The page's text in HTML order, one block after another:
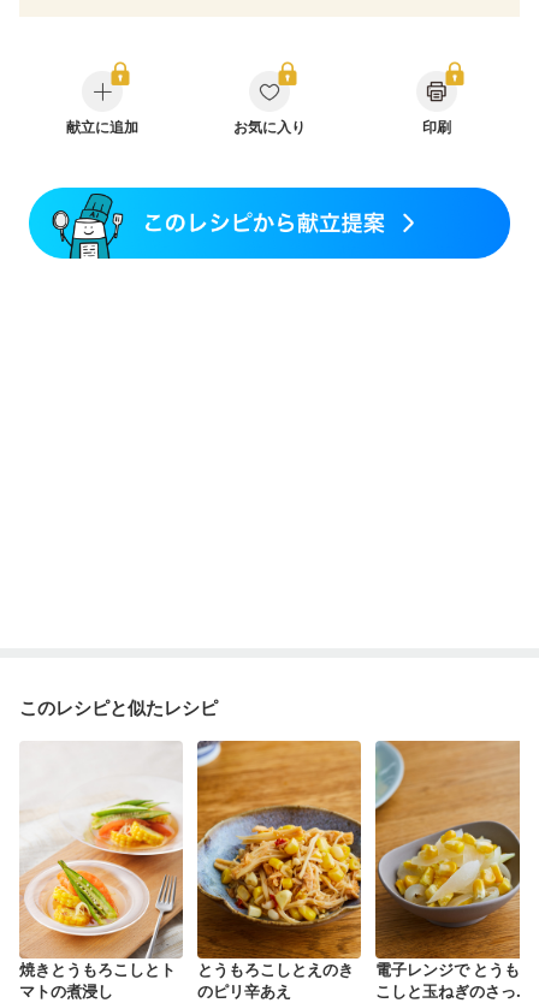
糖尿病性腎症（第１期）
糖尿病性腎症（第２期）
糖尿病性腎症（第３期）
CKD（ステージ１）
CKD（ステージ２）
CKD（ステージ３a）
乳がん治療を終えた方・経過観察中の方など
産後（ミルク）
骨折 関節リウマチ
乾癬
フレイル（年齢に合わせた体作り）
献立に追加 お気に入り 印刷
このレシピと似たレシピ
焼きとうもろこしとト
マトの煮浸し
とうもろこしとえのき
のピリ辛あえ
電子レンジで とうもろ
こしと玉ねぎのさっぱ